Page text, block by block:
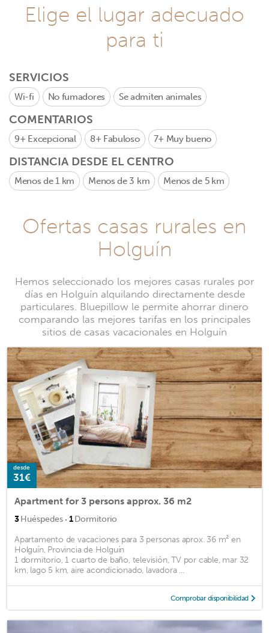
Elige el lugar adecuado
para ti
SERVICIOS
Wi-fi No fumadores Se admiten animales
COMENTARIOS
9+ Excepcional 8+ Fabuloso 7+ Muy bueno
DISTANCIA DESDE EL CENTRO
Menos de 1 km Menos de 3 km Menos de 5 km
Ofertas casas rurales en
Holguín
Hemos seleccionado los mejores casas rurales por
días en Holguín alquilando directamente desde
particulares. Bluepillow le permite ahorrar dinero
comparando las mejores tarifas en los principales
sitios de casas vacacionales en Holguín
desde
31€
Apartment for 3 persons approx. 36 m2
3Huéspedes · 1Dormitorio
Apartamento de vacaciones para 3 personas aprox. 36 m² en
Holguín, Provincia de Holguín
1 dormitorio, 1 cuarto de baño, televisión, TV por cable, mar 32
km, lago 5 km, aire acondicionado, lavadora ...
Comprobar disponibilidad